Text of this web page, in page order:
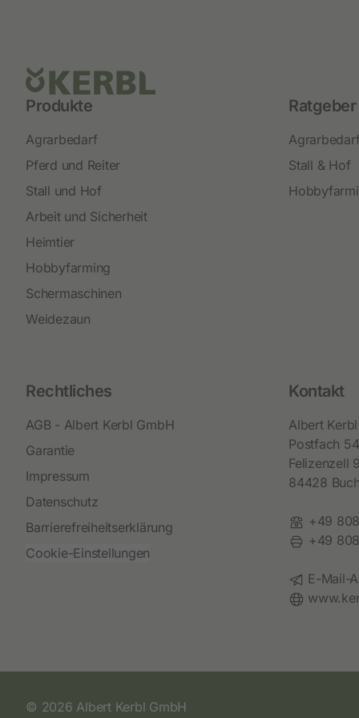
Produkte
Agrarbedarf
Pferd und Reiter
Stall und Hof
Arbeit und Sicherheit
Heimtier
Hobbyfarming
Schermaschinen
Weidezaun
Ratgeber
Stall & Hof
Rechtliches
AGB - Albert Kerbl GmbH
Garantie
Impressum
Datenschutz
Barrierefreiheitserklärung
Cookie-Einstellungen
Kontakt
Albert
Postfach 54
Felizenzell
84428
Telefon:
+49
Fax:
+49
E-Mail:
E-Mail-
Website:
© 2026 Albert Kerbl GmbH